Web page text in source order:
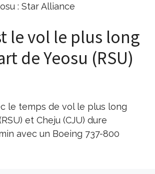
: Star Alliance
le vol le plus long
de Yeosu (RSU)
le temps de vol le plus long
et Cheju (CJU) dure
avec un Boeing 737-800